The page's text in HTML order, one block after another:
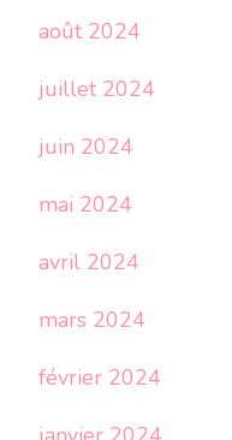
août 2024
juillet 2024
juin 2024
mai 2024
avril 2024
mars 2024
février 2024